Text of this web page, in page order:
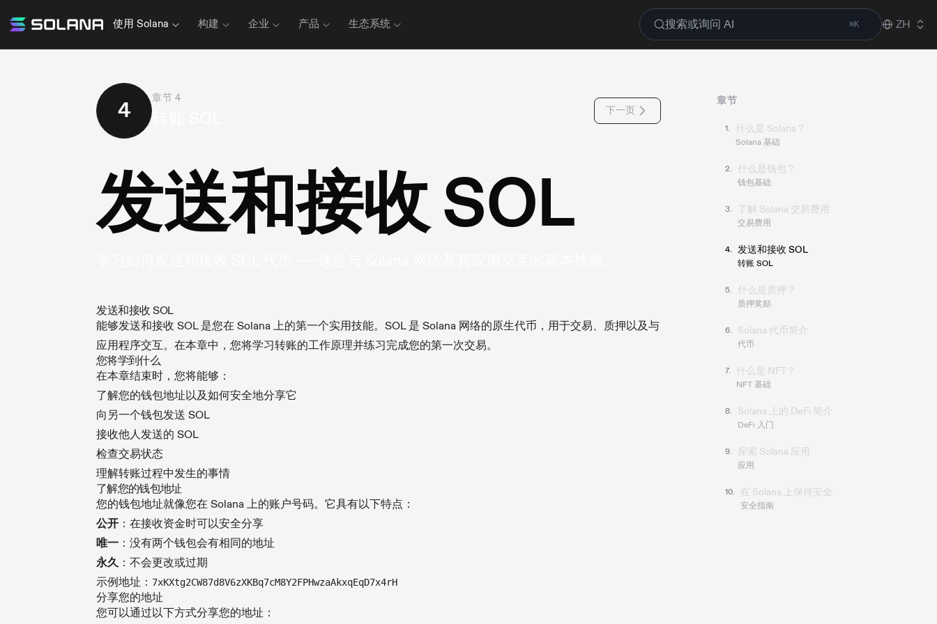
使用 Solana 构建 企业 产品 生态系统 搜索或询问 AI ⌘K ZH
4
当前章节
章节 4
下一页
发送和接收 SOL
发送和接收 SOL
能够发送和接收 SOL 是您在 Solana 上的第一个实用技能。SOL 是 Solana 网络的原生代币，用于交易、质押以及与
应用程序交互。在本章中，您将学习转账的工作原理并练习完成您的第一次交易。
您将学到什么
在本章结束时，您将能够：
了解您的钱包地址以及如何安全地分享它
向另一个钱包发送 SOL
接收他人发送的 SOL
检查交易状态
理解转账过程中发生的事情
了解您的钱包地址
您的钱包地址就像您在 Solana 上的账户号码。它具有以下特点：
公开 ：在接收资金时可以安全分享
唯一 ：没有两个钱包会有相同的地址
永久：不会更改或过期
示例地址： 7xKXtg2CW87d8V6zXKBq7cM8Y2FPHwzaAkxqEqD7x4rH
分享您的地址
您可以通过以下方式分享您的地址：
章节
1. 第 1 章：
什么是 Solana？
Solana 基础
2. 第 2 章：
什么是钱包？
钱包基础
3. 第 3 章：
了解 Solana 交易费用
交易费用
4. 第 4 章：
发送和接收 SOL
转账 SOL
5. 第 5 章：
什么是质押？
质押奖励
6. 第 6 章：
Solana 代币简介
代币
7. 第 7 章：
什么是 NFT？
NFT 基础
8. 第 8 章：
Solana 上的 DeFi 简介
DeFi 入门
9. 第 9 章：
探索 Solana 应用
应用
10. 第 10 章：
在 Solana 上保持安全
安全指南